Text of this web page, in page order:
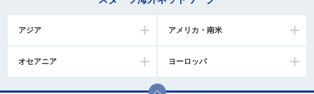
アジア アメリカ・南米
オセアニア ヨーロッパ